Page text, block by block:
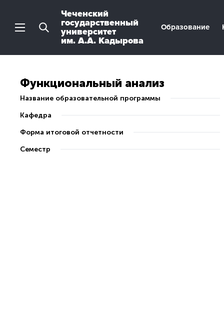
Чеченский
государственный
университет
им. А.А. Кадырова
Образование
Функциональный анализ
Название образовательной программы
Кафедра
Форма итоговой отчетности
Семестр